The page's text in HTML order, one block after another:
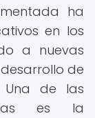
ha
en los
a nuevas
de
Una de las
es la